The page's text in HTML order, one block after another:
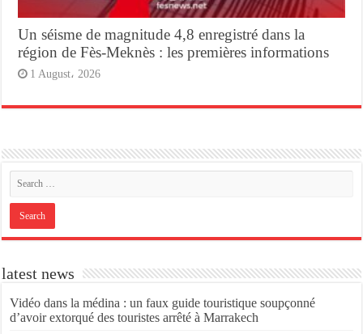
Un séisme de magnitude 4,8 enregistré dans la
région de Fès-Meknès : les premières informations
1 August، 2026
latest news
Vidéo dans la médina : un faux guide touristique soupçonné
d’avoir extorqué des touristes arrêté à Marrakech